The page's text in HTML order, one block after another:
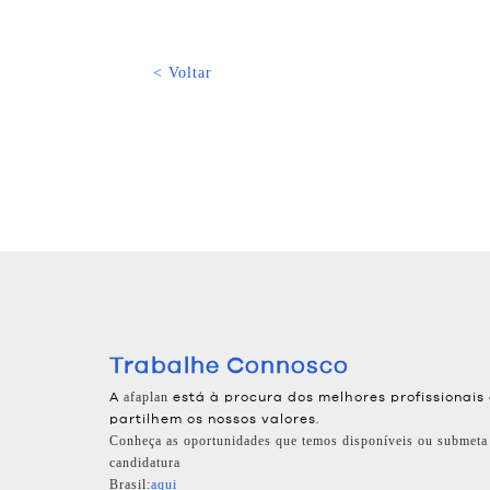
< Voltar
Trabalhe Connosco
A afaplan está à procura dos melhores profissionais
partilhem os nossos valores.
Conheça as oportunidades que temos disponíveis ou submeta
candidatura
Brasil:aqui